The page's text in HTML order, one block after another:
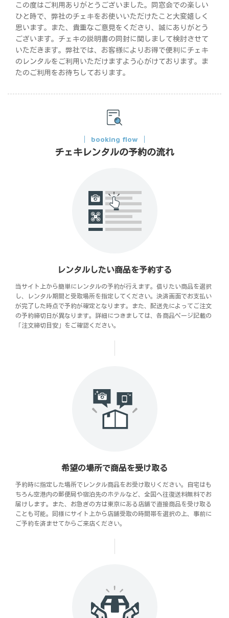
この度はご利用ありがとうございました。同窓会での楽しい
ひと時で、弊社のチェキをお使いいただけたこと大変嬉しく
思います。また、貴重なご意見をくださり、誠にありがとう
ございます。チェキの説明書の同封に関しまして検討させて
いただきます。弊社では、お客様によりお得で便利にチェキ
のレンタルをご利用いただけますよう心がけております。ま
たのご利用をお待ちしております。
booking flow
チェキレンタルの予約の流れ
レンタルしたい商品を予約する
当サイト上から簡単にレンタルの予約が行えます。借りたい商品を選択
し、レンタル期間と受取場所を指定してください。決済画面でお支払い
が完了した時点で予約が確定となります。また、配送先によってご注文
の予約締切日が異なります。詳細につきましては、各商品ページ記載の
「注文締切目安」をご確認ください。
希望の場所で商品を受け取る
予約時に指定した場所でレンタル商品をお受け取りください。自宅はも
ちろん空港内の郵便局や宿泊先のホテルなど、全国へ往復送料無料でお
届けします。また、お急ぎの方は東京にある店舗で直接商品を受け取る
ことも可能。同様にサイト上から店舗受取の時間帯を選択の上、事前に
ご予約を済ませてからご来店ください。